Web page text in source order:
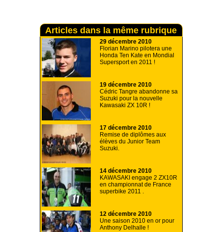
Articles dans la même rubrique
29 décembre 2010
Florian Marino pilotera une
Honda Ten Kate en Mondial
Supersport en 2011 !
19 décembre 2010
Cédric Tangre abandonne sa
Suzuki pour la nouvelle
Kawasaki ZX 10R !
17 décembre 2010
Remise de diplômes aux
élèves du Junior Team
Suzuki.
14 décembre 2010
KAWASAKI engage 2 ZX10R
en championnat de France
superbike 2011 .
12 décembre 2010
Une saison 2010 en or pour
Anthony Delhalle !